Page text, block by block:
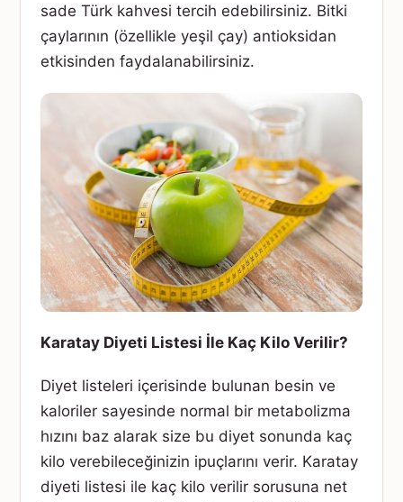
sade Türk kahvesi tercih edebilirsiniz. Bitki
çaylarının (özellikle yeşil çay) antioksidan
etkisinden faydalanabilirsiniz.
Karatay Diyeti Listesi İle Kaç Kilo Verilir?
Diyet listeleri içerisinde bulunan besin ve
kaloriler sayesinde normal bir metabolizma
hızını baz alarak size bu diyet sonunda kaç
kilo verebileceğinizin ipuçlarını verir. Karatay
diyeti listesi ile kaç kilo verilir sorusuna net